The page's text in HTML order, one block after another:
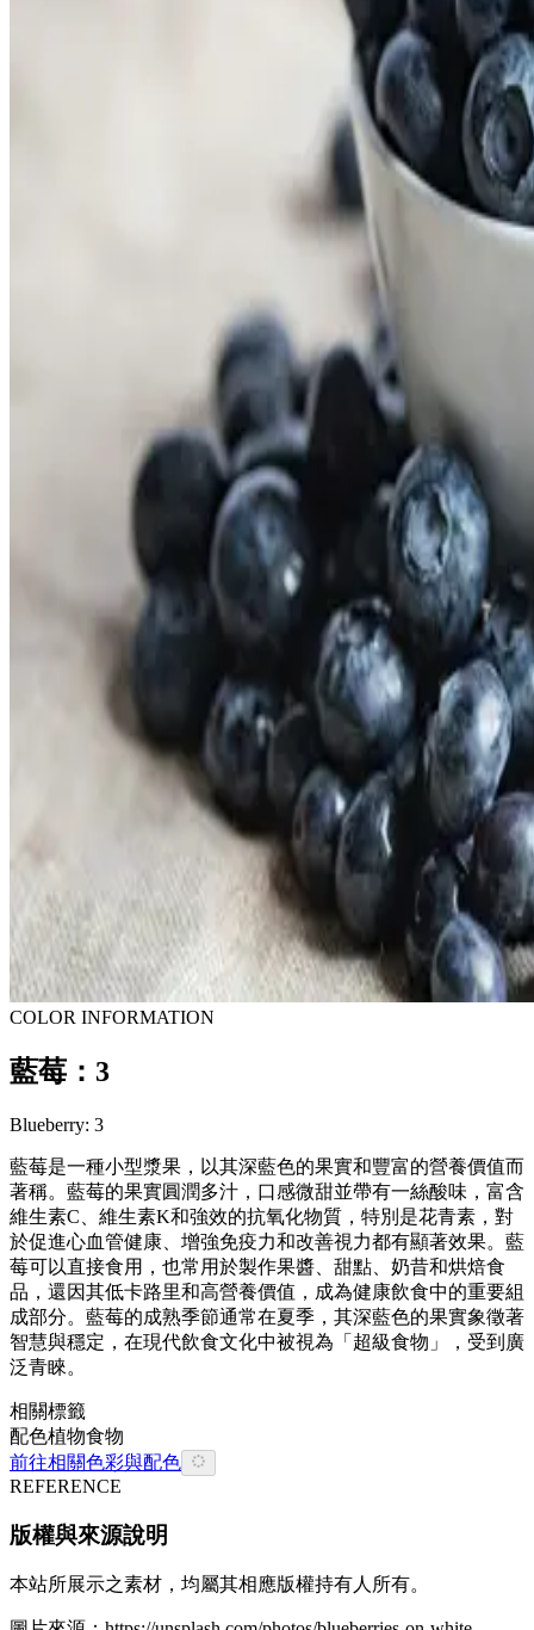
COLOR INFORMATION
藍莓：3
Blueberry: 3
藍莓是一種小型漿果，以其深藍色的果實和豐富的營養價值而
著稱。藍莓的果實圓潤多汁，口感微甜並帶有一絲酸味，富含
維生素C、維生素K和強效的抗氧化物質，特別是花青素，對
於促進心血管健康、增強免疫力和改善視力都有顯著效果。藍
莓可以直接食用，也常用於製作果醬、甜點、奶昔和烘焙食
品，還因其低卡路里和高營養價值，成為健康飲食中的重要組
成部分。藍莓的成熟季節通常在夏季，其深藍色的果實象徵著
智慧與穩定，在現代飲食文化中被視為「超級食物」，受到廣
泛青睞。
相關標籤
配色植物食物
前往相關色彩與配色
REFERENCE
版權與來源說明
本站所展示之素材，均屬其相應版權持有人所有。